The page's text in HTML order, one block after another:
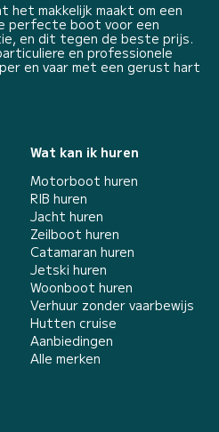
het makkelijk maakt om een
perfecte boot voor een
en dit tegen de beste prijs.
en professionele
en vaar met een gerust hart
Wat kan ik huren
Motorboot huren
RIB huren
Jacht huren
Zeilboot huren
Catamaran huren
Jetski huren
Woonboot huren
Verhuur zonder vaarbewijs
Hutten cruise
Aanbiedingen
Alle merken